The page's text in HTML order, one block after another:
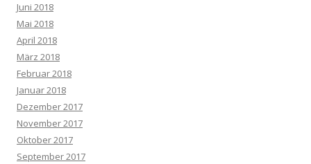
Juni 2018
Mai 2018
April 2018
März 2018
Februar 2018
Januar 2018
Dezember 2017
November 2017
Oktober 2017
September 2017